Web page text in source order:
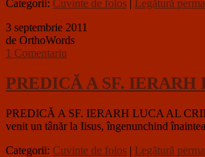
Categorii: Cuvinte de folos | Legătură
3 septembrie 2011
de OrthoWords
1 Comentariu
PREDICĂ A SF.
PREDICĂ A SF. IERARH LUCA AL
venit un tânăr la Iisus, îngenunchind
Categorii: Cuvinte de folos | Legătură